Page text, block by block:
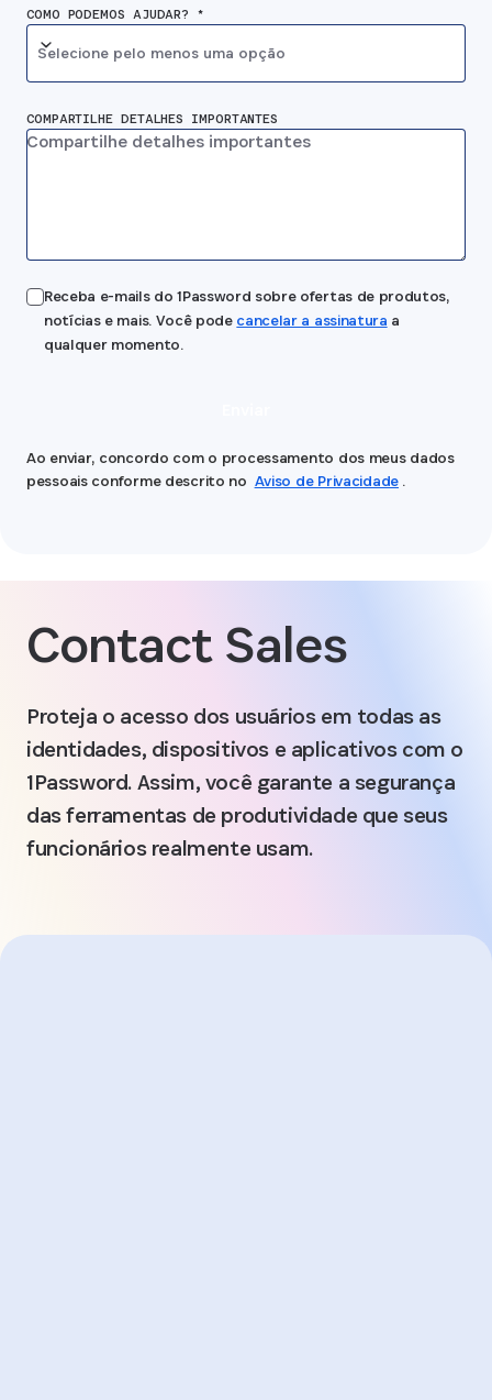
COMO PODEMOS AJUDAR? *
Selecione pelo menos uma opção
COMPARTILHE DETALHES IMPORTANTES
Receba e-mails do 1Password sobre ofertas de produtos,
notícias e mais. Você pode cancelar a assinatura a
qualquer momento.
Ao enviar, concordo com o processamento dos meus dados
pessoais conforme descrito no Aviso de Privacidade .
Contact Sales
Proteja o acesso dos usuários em todas as
identidades, dispositivos e aplicativos com o
1Password. Assim, você garante a segurança
das ferramentas de produtividade que seus
funcionários realmente usam.